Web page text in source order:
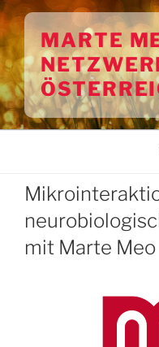
Zum
Inhalt
springenMARTE
mit Marte Meo